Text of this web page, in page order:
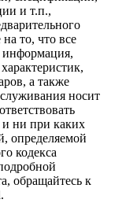
и т.п.,
то, что все
информация,
а также
носит
ни при каких
определяемой
кодекса
обращайтесь к